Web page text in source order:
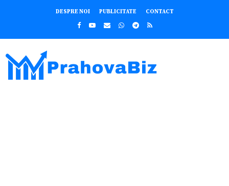
DESPRE NOI PUBLICITATE CONTACT